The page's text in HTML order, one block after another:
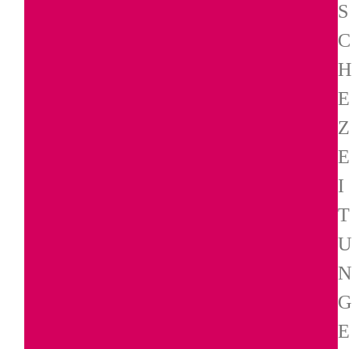
S
C
H
E
Z
E
I
T
U
N
G
E